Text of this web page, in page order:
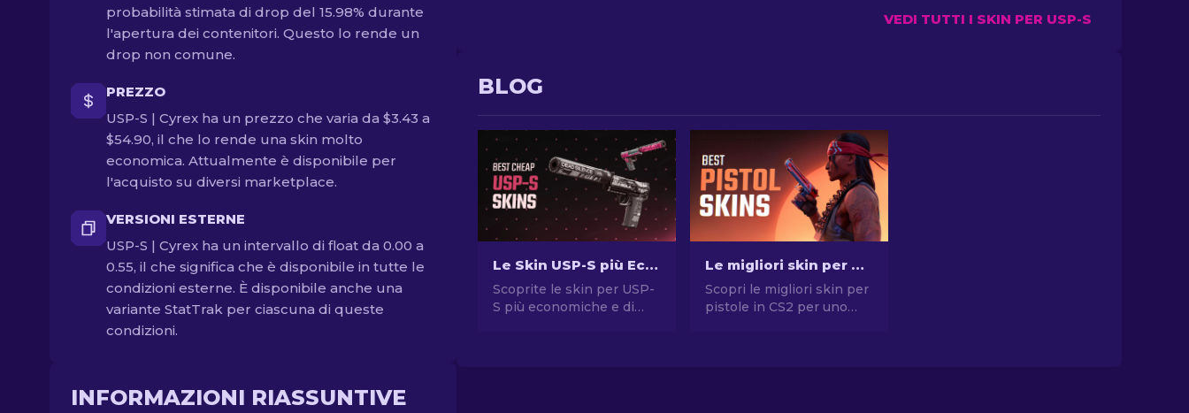
probabilità stimata di drop del 15.98% durante
l'apertura dei contenitori. Questo lo rende un
drop non comune.
PREZZO
USP-S | Cyrex ha un prezzo che varia da $3.43 a
$54.90, il che lo rende una skin molto
economica. Attualmente è disponibile per
l'acquisto su diversi marketplace.
VERSIONI ESTERNE
USP-S | Cyrex ha un intervallo di float da 0.00 a
0.55, il che significa che è disponibile in tutte le
condizioni esterne. È disponibile anche una
variante StatTrak per ciascuna di queste
condizioni.
INFORMAZIONI RIASSUNTIVE
VEDI TUTTI I SKIN PER USP-S
BLOG
Le Skin USP-S più Economiche in CS2: La Classifica [2026]
Scoprite le skin per USP-
S più economiche e di
Le migliori skin per pistola in CS2 [2026]
Scopri le migliori skin per
pistole in CS2 per uno